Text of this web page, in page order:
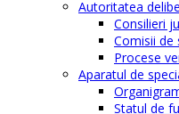
Autoritatea
Consilieri
Comisii de
Procese
Aparatul de
Statul de